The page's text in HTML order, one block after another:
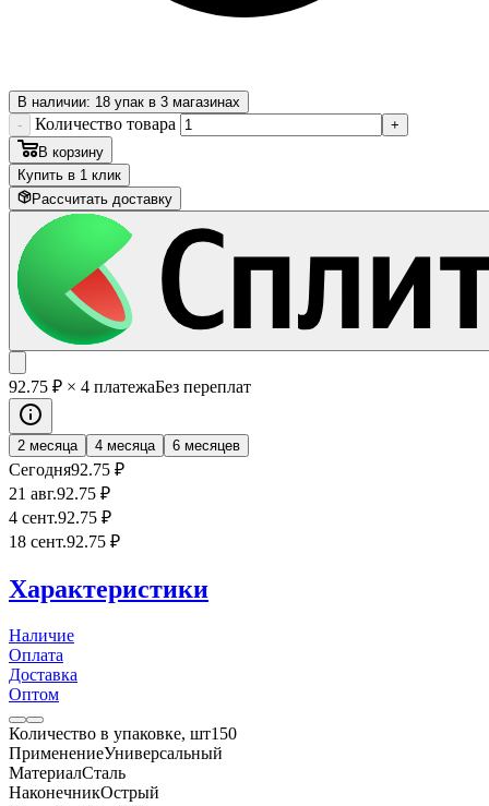
В наличии: 18 упак в 3 магазинах
-
Количество товара
+
В корзину
Купить в 1 клик
Рассчитать доставку
92.75 ₽ × 4 платежаБез переплат
2 месяца 4 месяца 6 месяцев
Сегодня92.75 ₽
21 авг.92.75 ₽
4 сент.92.75 ₽
18 сент.92.75 ₽
Характеристики
Наличие
Оплата
Доставка
Оптом
Количество в упаковке, шт150
ПрименениеУниверсальный
МатериалСталь
НаконечникОстрый